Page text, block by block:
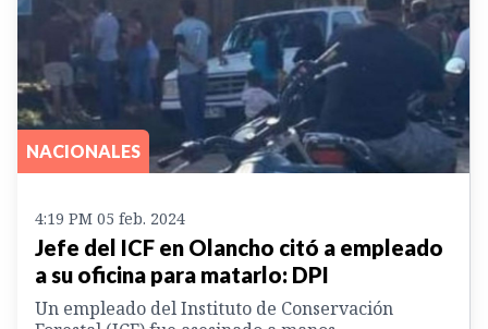
NACIONALES
4:19 PM 05 feb. 2024
Jefe del ICF en Olancho citó a empleado
a su oficina para matarlo: DPI
Un empleado del Instituto de Conservación